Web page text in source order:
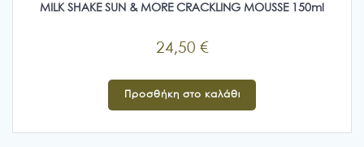
MILK SHAKE SUN & MORE CRACKLING MOUSSE 150ml
24,50 €
Προσθήκη στο καλάθι